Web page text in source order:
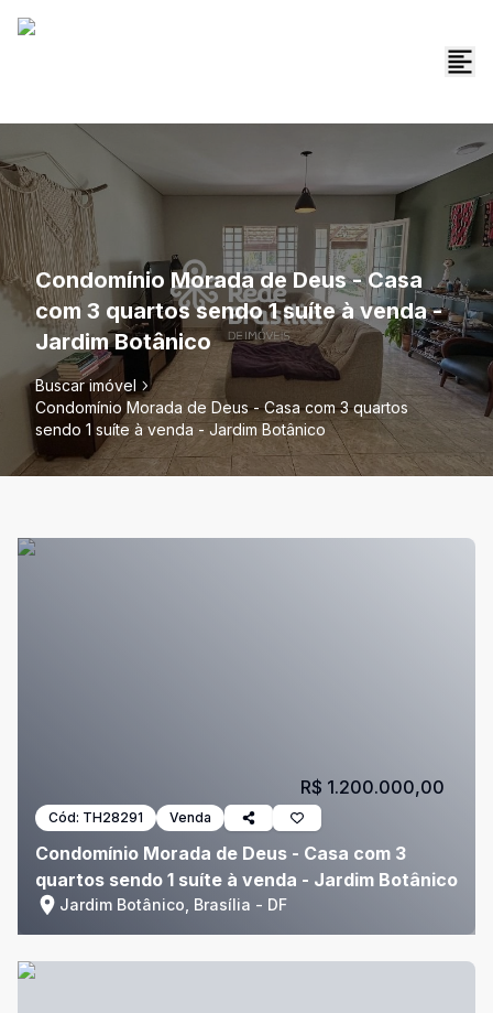
Condomínio Morada de Deus - Casa
com 3 quartos sendo 1 suíte à venda -
Jardim Botânico
Buscar imóvel
Condomínio Morada de Deus - Casa com 3 quartos
sendo 1 suíte à venda - Jardim Botânico
Cód: TH28291 Venda
Condomínio Morada de Deus - Casa com 3
quartos sendo 1 suíte à venda - Jardim Botânico
Jardim Botânico, Brasília - DF
R$ 1.200.000,00